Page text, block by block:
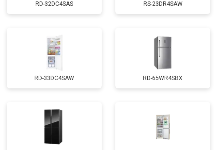
RD-32DC4SAS RS-23DR4SAW
RD-33DC4SAW RD-65WR4SBX